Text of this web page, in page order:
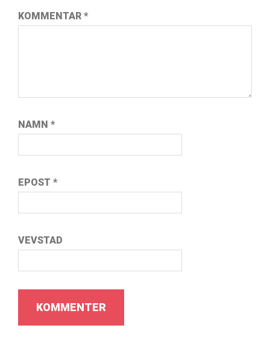
KOMMENTAR *
NAMN *
EPOST *
VEVSTAD